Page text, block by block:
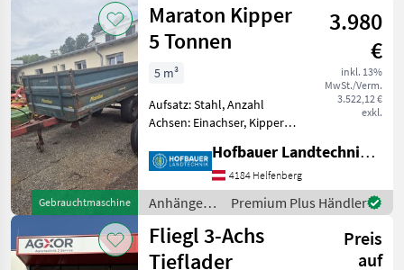
Gebrauchtmaschine
Maraton Kipper
5 Tonnen
3.980
€
inkl. 13%
MwSt./Verm.
3.522,12 €
exkl.
5 m³
Aufsatz: Stahl, Anzahl
Achsen: Einachser, Kipper-
Maraton 5 Tonnen Einachs
Dreiseitenkipper 3, 5x1, 8
Meter mit Aufsatzwände
Stahl , ... Sofort
Hofbauer Landtechnik GmbH
4184 Helfenberg
Anhänger /
Maraton
Premium Plus Händler
Fliegl 3-Achs
Tieflader
Preis
auf